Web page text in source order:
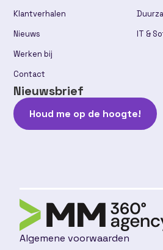
Klantverhalen
Nieuws
Werken bij
Contact
IT &
Nieuwsbrief
Houd me op de hoogte!
Algemene voorwaarden